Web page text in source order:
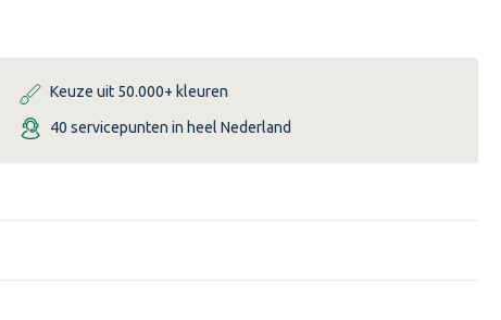
Keuze uit 50.000+ kleuren
40 servicepunten in heel Nederland